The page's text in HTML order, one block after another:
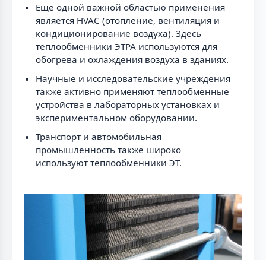
Еще одной важной областью применения
является HVAC (отопление, вентиляция и
кондиционирование воздуха). Здесь
теплообменники ЭТРА используются для
обогрева и охлаждения воздуха в зданиях.
Научные и исследовательские учреждения
также активно применяют теплообменные
устройства в лабораторных установках и
экспериментальном оборудовании.
Транспорт и автомобильная
промышленность также широко
используют теплообменники ЭТ.